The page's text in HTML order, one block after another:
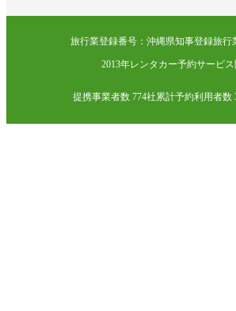
旅行業登録番号：沖縄県知事登録旅行
2013年レンタカー予約サービ
提携事業者数 774社累計予約利用者数